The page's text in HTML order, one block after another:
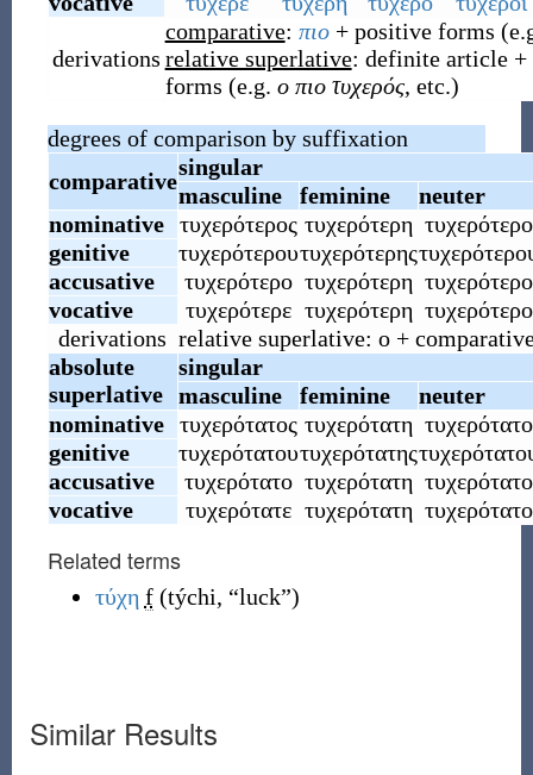
derivations
comparative: πιο+ positive forms
relative superlative: definite article +
forms (e.g. ο πιο τυχερός, etc.)
degrees of comparison by suffixation
comparative
singular
masculine
feminine
neuter
nominative
τυχερότερος τυχερότερη τυχερότερο
genitive
τυχερότερουτυχερότερης
accusative
τυχερότερο τυχερότερη τυχερότερο
vocative
τυχερότερε τυχερότερη τυχερότερο
derivations relative superlative: ο +
absolute
superlative
singular
masculine
feminine
neuter
nominative
τυχερότατος τυχερότατη τυχερότατο
genitive
τυχερότατουτυχερότατης
accusative
τυχερότατο τυχερότατη τυχερότατο
vocative
τυχερότατε τυχερότατη τυχερότατο
Related terms
τύχη f (týchi, “luck”)
Similar Results